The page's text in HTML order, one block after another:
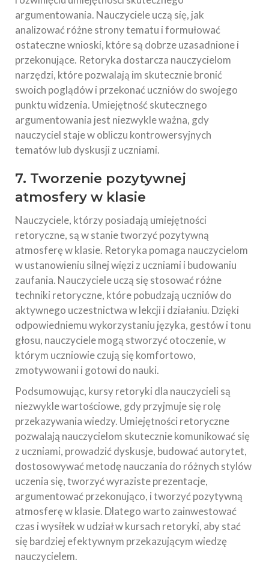
argumentowania. Nauczyciele uczą się, jak
analizować różne strony tematu i formułować
ostateczne wnioski, które są dobrze uzasadnione i
przekonujące. Retoryka dostarcza nauczycielom
narzędzi, które pozwalają im skutecznie bronić
swoich poglądów i przekonać uczniów do swojego
punktu widzenia. Umiejętność skutecznego
argumentowania jest niezwykle ważna, gdy
nauczyciel staje w obliczu kontrowersyjnych
tematów lub dyskusji z uczniami.
7. Tworzenie pozytywnej
atmosfery w klasie
Nauczyciele, którzy posiadają umiejętności
retoryczne, są w stanie tworzyć pozytywną
atmosferę w klasie. Retoryka pomaga nauczycielom
w ustanowieniu silnej więzi z uczniami i budowaniu
zaufania. Nauczyciele uczą się stosować różne
techniki retoryczne, które pobudzają uczniów do
aktywnego uczestnictwa w lekcji i działaniu. Dzięki
odpowiedniemu wykorzystaniu języka, gestów i tonu
głosu, nauczyciele mogą stworzyć otoczenie, w
którym uczniowie czują się komfortowo,
zmotywowani i gotowi do nauki.
Podsumowując, kursy retoryki dla nauczycieli są
niezwykle wartościowe, gdy przyjmuje się rolę
przekazywania wiedzy. Umiejętności retoryczne
pozwalają nauczycielom skutecznie komunikować się
z uczniami, prowadzić dyskusje, budować autorytet,
dostosowywać metodę nauczania do różnych stylów
uczenia się, tworzyć wyraziste prezentacje,
argumentować przekonująco, i tworzyć pozytywną
atmosferę w klasie. Dlatego warto zainwestować
czas i wysiłek w udział w kursach retoryki, aby stać
się bardziej efektywnym przekazującym wiedzę
nauczycielem.